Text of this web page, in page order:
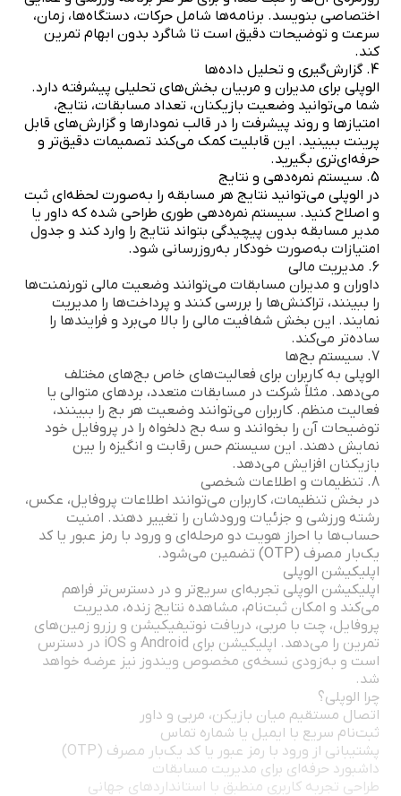
اختصاصی بنویسد. برنامه‌ها شامل حرکات، دستگاه‌ها، زمان،
سرعت و توضیحات دقیق است تا شاگرد بدون ابهام تمرین
کند.
4. گزارش‌گیری و تحلیل داده‌ها
الوپلی برای مدیران و مربیان بخش‌های تحلیلی پیشرفته دارد.
شما می‌توانید وضعیت بازیکنان، تعداد مسابقات، نتایج،
امتیازها و روند پیشرفت را در قالب نمودارها و گزارش‌های قابل
پرینت ببینید. این قابلیت کمک می‌کند تصمیمات دقیق‌تر و
حرفه‌ای‌تری بگیرید.
5. سیستم نمره‌دهی و نتایج
در الوپلی می‌توانید نتایج هر مسابقه را به‌صورت لحظه‌ای ثبت
و اصلاح کنید. سیستم نمره‌دهی طوری طراحی شده که داور یا
مدیر مسابقه بدون پیچیدگی بتواند نتایج را وارد کند و جدول
امتیازات به‌صورت خودکار به‌روزرسانی شود.
6. مدیریت مالی
داوران و مدیران مسابقات می‌توانند وضعیت مالی تورنمنت‌ها
را ببینند، تراکنش‌ها را بررسی کنند و پرداخت‌ها را مدیریت
نمایند. این بخش شفافیت مالی را بالا می‌برد و فرایندها را
ساده‌تر می‌کند.
7. سیستم بج‌ها
الوپلی به کاربران برای فعالیت‌های خاص بج‌های مختلف
می‌دهد. مثلاً شرکت در مسابقات متعدد، بردهای متوالی یا
فعالیت منظم. کاربران می‌توانند وضعیت هر بج را ببینند،
توضیحات آن را بخوانند و سه بج دلخواه را در پروفایل خود
نمایش دهند. این سیستم حس رقابت و انگیزه را بین
بازیکنان افزایش می‌دهد.
8. تنظیمات و اطلاعات شخصی
در بخش تنظیمات، کاربران می‌توانند اطلاعات پروفایل، عکس،
رشته ورزشی و جزئیات ورودشان را تغییر دهند. امنیت
حساب‌ها با احراز هویت دو مرحله‌ای و ورود با رمز عبور یا کد
یک‌بار مصرف (OTP) تضمین می‌شود.
اپلیکیشن الوپلی
اپلیکیشن الوپلی تجربه‌ای سریع‌تر و در دسترس‌تر فراهم
می‌کند و امکان ثبت‌نام، مشاهده نتایج زنده، مدیریت
پروفایل، چت با مربی، دریافت نوتیفیکیشن و رزرو زمین‌های
تمرین را می‌دهد. اپلیکیشن برای Android و iOS در دسترس
است و به‌زودی نسخه‌ی مخصوص ویندوز نیز عرضه خواهد
شد.
چرا الوپلی؟
اتصال مستقیم میان بازیکن، مربی و داور
ثبت‌نام سریع با ایمیل یا شماره تماس
پشتیبانی از ورود با رمز عبور یا کد یک‌بار مصرف (OTP)
داشبورد حرفه‌ای برای مدیریت مسابقات
طراحی تجربه کاربری منطبق با استانداردهای جهانی